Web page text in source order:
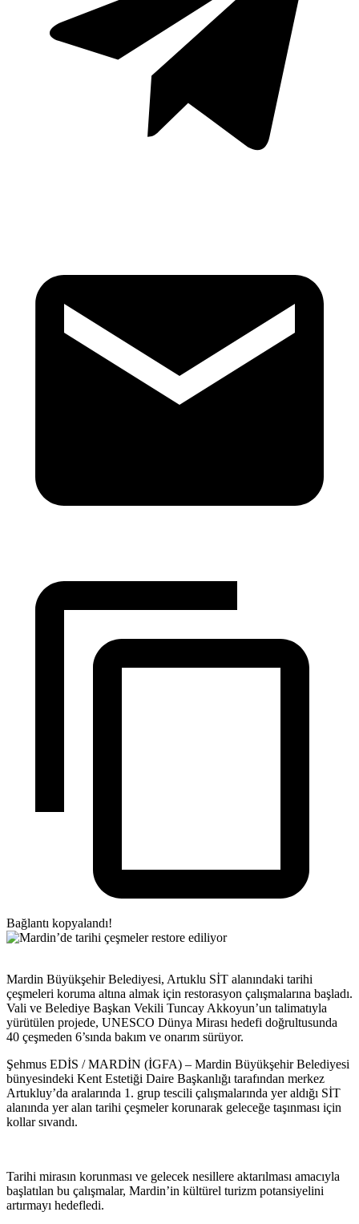
Bağlantı kopyalandı!
Mardin Büyükşehir Belediyesi, Artuklu SİT alanındaki tarihi
çeşmeleri koruma altına almak için restorasyon çalışmalarına başladı.
Vali ve Belediye Başkan Vekili Tuncay Akkoyun’un talimatıyla
yürütülen projede, UNESCO Dünya Mirası hedefi doğrultusunda
40 çeşmeden 6’sında bakım ve onarım sürüyor.
Şehmus EDİS / MARDİN (İGFA) – Mardin Büyükşehir Belediyesi
bünyesindeki Kent Estetiği Daire Başkanlığı tarafından merkez
Artukluy’da aralarında 1. grup tescili çalışmalarında yer aldığı SİT
alanında yer alan tarihi çeşmeler korunarak geleceğe taşınması için
kollar sıvandı.
Tarihi mirasın korunması ve gelecek nesillere aktarılması amacıyla
başlatılan bu çalışmalar, Mardin’in kültürel turizm potansiyelini
artırmayı hedefledi.